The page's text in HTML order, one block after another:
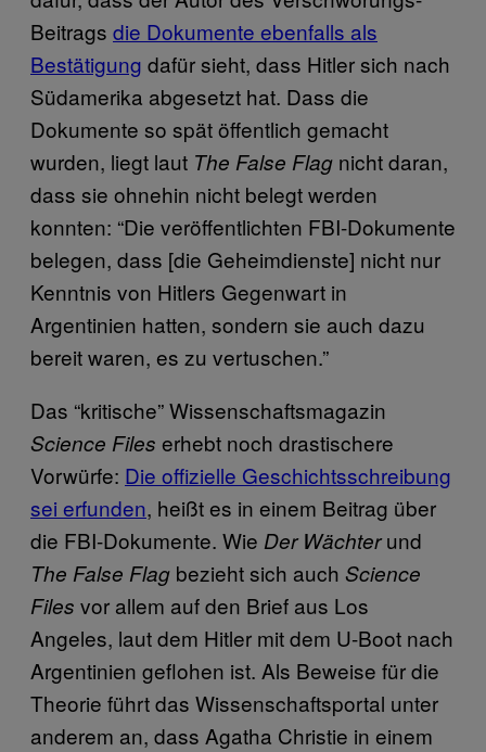
Beitrags die Dokumente ebenfalls als
Bestätigung dafür sieht, dass Hitler sich nach
Südamerika abgesetzt hat. Dass die
Dokumente so spät öffentlich gemacht
wurden, liegt laut The False Flag nicht daran,
dass sie ohnehin nicht belegt werden
konnten: “Die veröffentlichten FBI-Dokumente
belegen, dass [die Geheimdienste] nicht nur
Kenntnis von Hitlers Gegenwart in
Argentinien hatten, sondern sie auch dazu
bereit waren, es zu vertuschen.”
Das “kritische” Wissenschaftsmagazin
Science Files erhebt noch drastischere
Vorwürfe: Die offizielle Geschichtsschreibung
sei erfunden, heißt es in einem Beitrag über
die FBI-Dokumente. Wie Der Wächterund
The False Flag bezieht sich auch Science
Files vor allem auf den Brief aus Los
Angeles, laut dem Hitler mit dem U-Boot nach
Argentinien geflohen ist. Als Beweise für die
Theorie führt das Wissenschaftsportal unter
anderem an, dass Agatha Christie in einem